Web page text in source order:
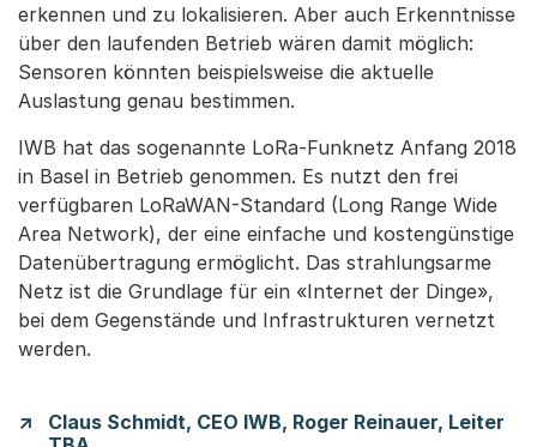
erkennen und zu lokalisieren. Aber auch Erkenntnisse
über den laufenden Betrieb wären damit möglich:
Sensoren könnten beispielsweise die aktuelle
Auslastung genau bestimmen.
IWB hat das sogenannte LoRa-Funknetz Anfang 2018
in Basel in Betrieb genommen. Es nutzt den frei
verfügbaren LoRaWAN-Standard (Long Range Wide
Area Network), der eine einfache und kostengünstige
Datenübertragung ermöglicht. Das strahlungsarme
Netz ist die Grundlage für ein «Internet der Dinge»,
bei dem Gegenstände und Infrastrukturen vernetzt
werden.
Claus Schmidt, CEO IWB, Roger Reinauer, Leiter